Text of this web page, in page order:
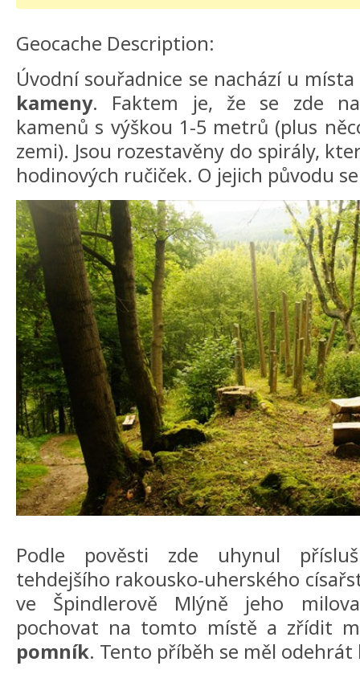
Geocache Description:
Úvodní souřadnice se nachází u
kameny. Faktem je, že se zde
kamenů s výškou 1-5 metrů (plus
zemi). Jsou rozestavěny do spirály,
hodinových ručiček. O jejich původu
Podle pověsti zde uhynul
tehdejšího rakousko-uherského
ve Špindlerově Mlýně jeho
pochovat na tomto místě a zřídit
pomník. Tento příběh se měl